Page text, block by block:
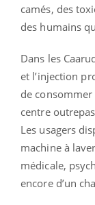
camés, des
des humains
Dans les
et l’injection
de
centre
Les usagers
machine à
médicale,
encore d’un